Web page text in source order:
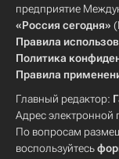
предприятие
«Россия сегодня»
Правила
Политика
Правила
Главный редактор:
Адрес электронной
По вопросам
воспользуйтесь